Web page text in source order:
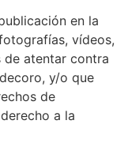
en la
vídeos,
de atentar contra
y/o que
de
a la